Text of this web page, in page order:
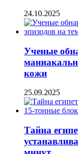
24.10.2025
Ученые
кожи
25.09.2025
Тайна